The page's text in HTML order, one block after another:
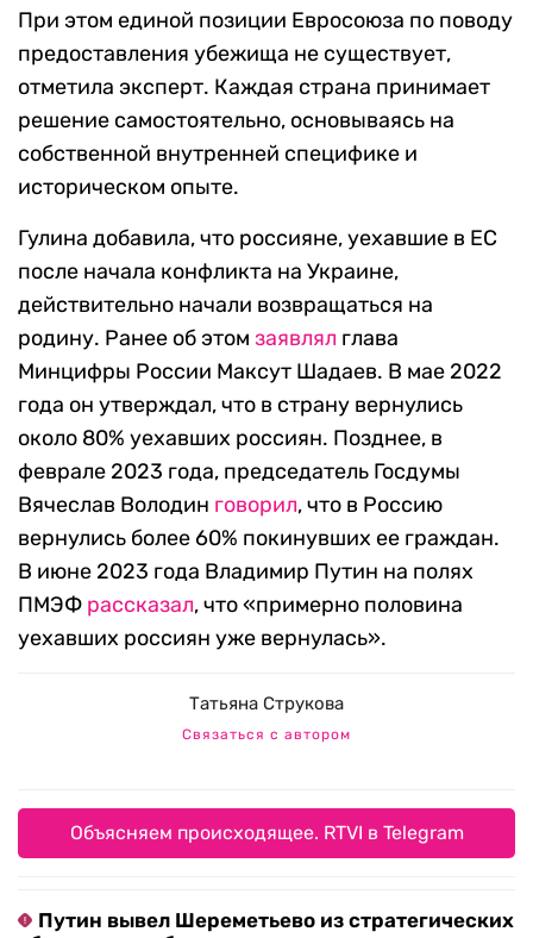
При этом единой позиции Евросоюза по поводу
предоставления убежища не существует,
отметила эксперт. Каждая страна принимает
решение самостоятельно, основываясь на
собственной внутренней специфике и
историческом опыте.
Гулина добавила, что россияне, уехавшие в ЕС
после начала конфликта на Украине,
действительно начали возвращаться на
родину. Ранее об этом заявлял глава
Минцифры России Максут Шадаев. В мае 2022
года он утверждал, что в страну вернулись
около 80% уехавших россиян. Позднее, в
феврале 2023 года, председатель Госдумы
Вячеслав Володин говорил, что в Россию
вернулись более 60% покинувших ее граждан.
В июне 2023 года Владимир Путин на полях
ПМЭФ рассказал, что «примерно половина
уехавших россиян уже вернулась».
Татьяна Струкова
Связаться с автором
Объясняем происходящее. RTVI в Telegram
Путин вывел Шереметьево из стратегических